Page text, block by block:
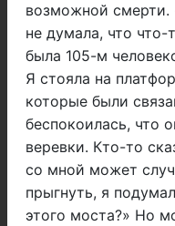
возможной смерти.
не думала, что
была 105-м
Я стояла на
которые были
беспокоилась, что
веревки. Кто-то
со мной может
прыгнуть, я
этого моста?» Но